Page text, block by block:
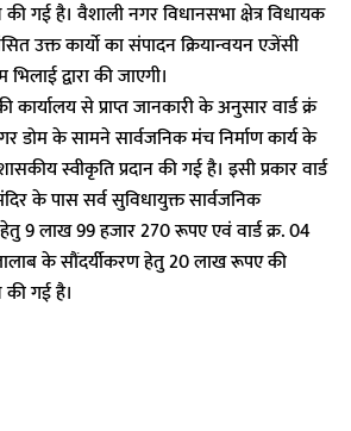
की गई है। वैशाली नगर विधानसभा क्षेत्र विधायक
उक्त कार्याे का संपादन क्रियान्वयन एजेंसी
द्वारा की जाएगी।
से प्राप्त जानकारी के अनुसार वार्ड क्रं
डोम के सामने सार्वजनिक मंच निर्माण कार्य के
स्वीकृति प्रदान की गई है। इसी प्रकार वार्ड
के पास सर्व सुविधायुक्त सार्वजनिक
9 लाख 99 हजार 270 रूपए एवं वार्ड क्र. 04
के सौंदर्यीकरण हेतु 20 लाख रूपए की
की गई है।